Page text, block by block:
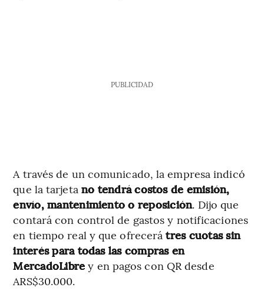
PUBLICIDAD
A través de un comunicado, la empresa indicó
que la tarjeta no tendrá costos de emisión,
envío, mantenimiento o reposición. Dijo que
contará con control de gastos y notificaciones
en tiempo real y que ofrecerátres cuotas sin
interés para todas las compras en
MercadoLibre y en pagos con QR desde
ARS$30.000.